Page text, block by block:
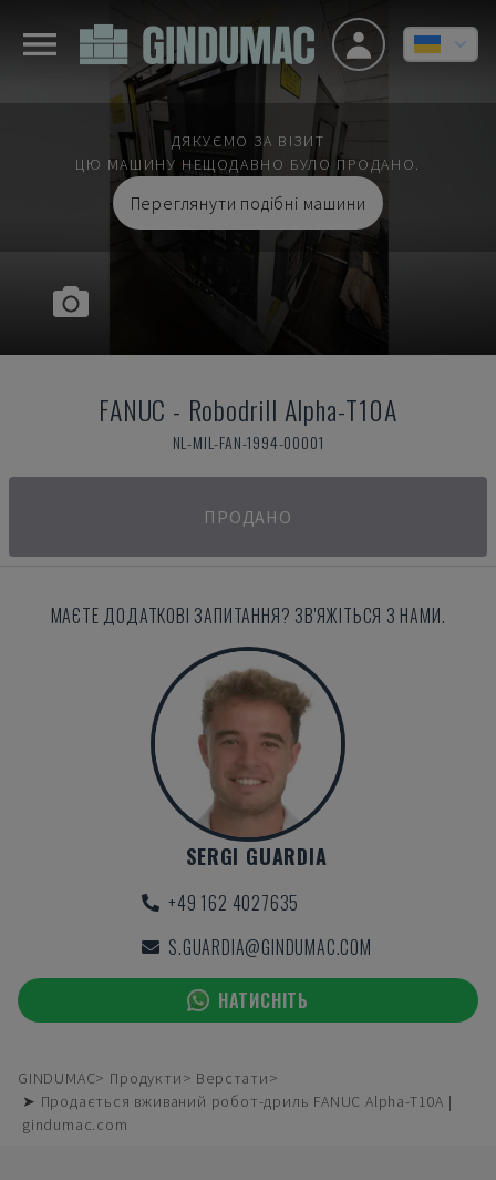
ДЯКУЄМО ЗА ВІЗИТ
ЦЮ МАШИНУ НЕЩОДАВНО БУЛО ПРОДАНО.
Переглянути подібні машини
FANUC - Robodrill Alpha-T10A
NL-MIL-FAN-1994-00001
ПРОДАНО
МАЄТЕ ДОДАТКОВІ ЗАПИТАННЯ? ЗВ'ЯЖІТЬСЯ З НАМИ.
SERGI GUARDIA
+49 162 4027635
S.GUARDIA@GINDUMAC.COM
НАТИСНІТЬ
GINDUMAC Продукти
Верстати
➤ Продається вживаний робот-дриль FANUC Alpha-T10A |
gindumac.com